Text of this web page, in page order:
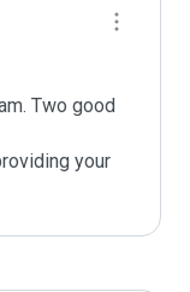
Two good
your